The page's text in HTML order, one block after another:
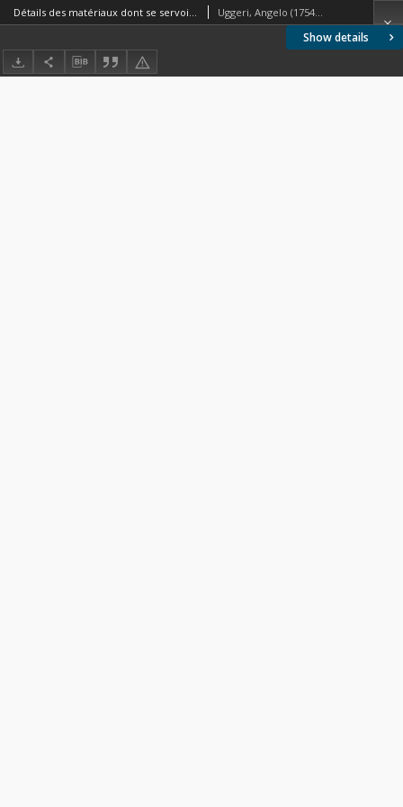
Show details
Détails des matériaux dont se servoient les anciens pour la construction de leurs bâtimens. Vol. 3, Tavole del terzo volume Uggeri, Angelo (1754-1837)